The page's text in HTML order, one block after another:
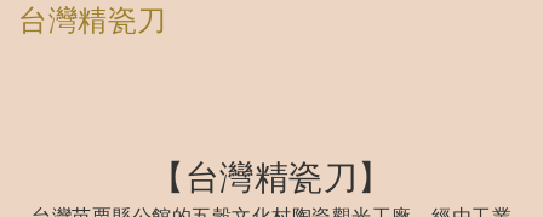
台灣精瓷刀
【台灣精瓷刀】